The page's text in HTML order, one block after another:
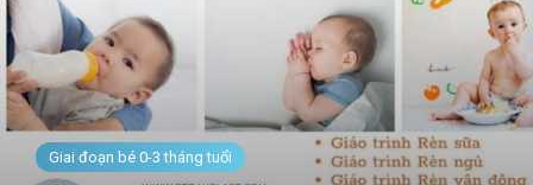
Giai đoạn bé 0-3 tháng tuổi